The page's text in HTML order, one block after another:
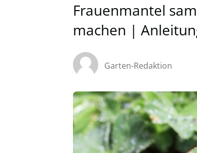
Frauenmantel
machen |
Garten-Redaktion